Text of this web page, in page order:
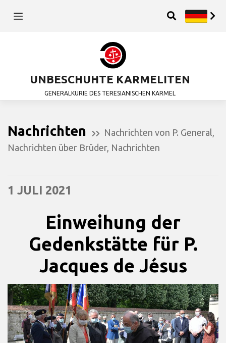
UNBESCHUHTE KARMELITEN
GENERALKURIE DES TERESIANISCHEN KARMEL
Nachrichten Nachrichten von P. General
Nachrichten über Brüder, Nachrichten
1 JULI 2021
Einweihung der
Gedenkstätte für P.
Jacques de Jésus